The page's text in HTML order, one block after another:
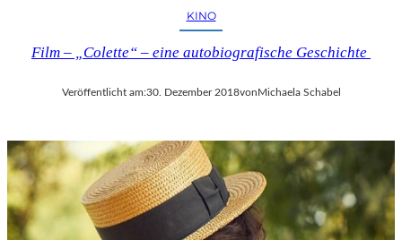
KINO
Film – „Colette“ – eine autobiografische Geschichte
Veröffentlicht am:30. Dezember 2018vonMichaela Schabel